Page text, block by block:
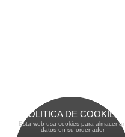
POLITICA DE COOKIES
Esta web usa cookies para almacenar
datos en su ordenador